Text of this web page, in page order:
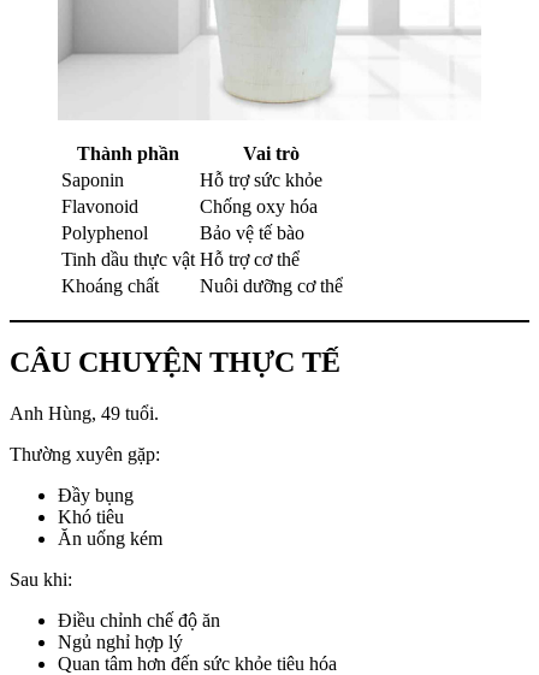
Thành phần
Vai trò
Saponin
Hỗ trợ sức khỏe
Flavonoid
Chống oxy hóa
Polyphenol
Bảo vệ tế bào
Tinh dầu thực vật Hỗ trợ cơ thể
Khoáng chất
Nuôi dưỡng cơ thể
CÂU CHUYỆN THỰC TẾ
Anh Hùng, 49 tuổi.
Thường xuyên gặp:
Đầy bụng
Khó tiêu
Ăn uống kém
Sau khi:
Điều chỉnh chế độ ăn
Ngủ nghỉ hợp lý
Quan tâm hơn đến sức khỏe tiêu hóa